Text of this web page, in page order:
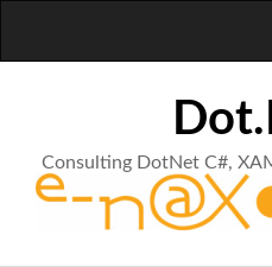
Consulting DotNet C#,